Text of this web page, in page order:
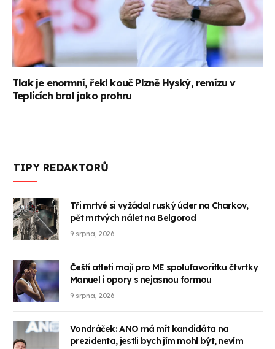
Tlak je enormní, řekl kouč Plzně Hyský, remízu v
Teplicích bral jako prohru
TIPY REDAKTORŮ
Tři mrtvé si vyžádal ruský úder na Charkov,
pět mrtvých nálet na Belgorod
9 srpna, 2026
Čeští atleti mají pro ME spolufavoritku čtvrtky
Manuel i opory s nejasnou formou
9 srpna, 2026
Vondráček: ANO má mít kandidáta na
prezidenta, jestli bych jím mohl být, nevím